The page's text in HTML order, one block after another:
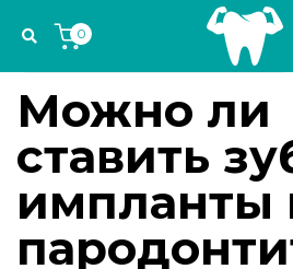
links
navigation
Skip
content
0
IN:
ИМПЛАНТОЛОГИЯ И ОРТОПЕДИЯ
Можно ли
ставить
импланты
on: